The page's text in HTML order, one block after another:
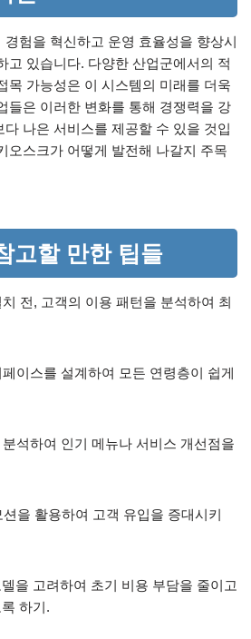
험을 혁신하고 운영 효율성을 향상시
고 있습니다. 다양한 산업군에서의 적
목 가능성은 이 시스템의 미래를 더욱
들은 이러한 변화를 통해 경쟁력을 강
나은 서비스를 제공할 수 있을 것입
오스크가 어떻게 발전해 나갈지 주목
고할 만한 팁들
전, 고객의 이용 패턴을 분석하여 최
이스를 설계하여 모든 연령층이 쉽게
석하여 인기 메뉴나 서비스 개선점을
을 활용하여 고객 유입을 증대시키
을 고려하여 초기 비용 부담을 줄이고
하기.